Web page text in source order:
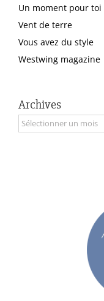
Un moment pour toi
Vent de terre
Vous avez du style
Westwing magazine
Archives
Archives